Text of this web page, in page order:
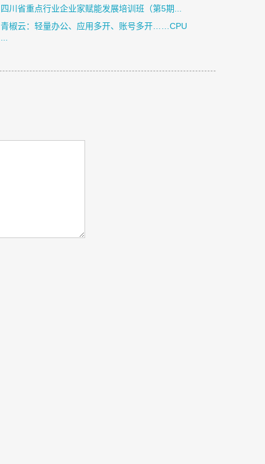
四川省重点行业企业家赋能发展培训班（第5期...
青椒云：轻量办公、应用多开、账号多开……CPU